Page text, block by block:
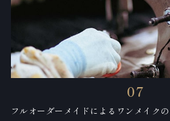
07
フルオーダーメイドによるワンメイクの